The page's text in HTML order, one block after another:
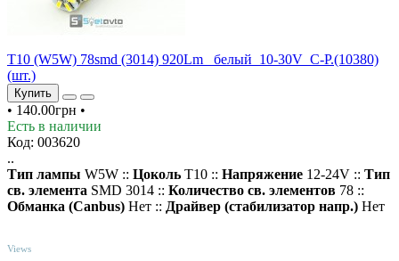
T10 (W5W) 78smd (3014) 920Lm _белый_10-30V_C-P.(10380)
(шт.)
Купить
• 140.00грн •
Есть в наличии
Код: 003620
..
Тип лампы W5W :: Цоколь T10 :: Напряжение 12-24V :: Тип
св. элемента SMD 3014 :: Количество св. элементов 78 ::
Обманка (Canbus) Нет :: Драйвер (cтабилизатор напр.) Нет
Views